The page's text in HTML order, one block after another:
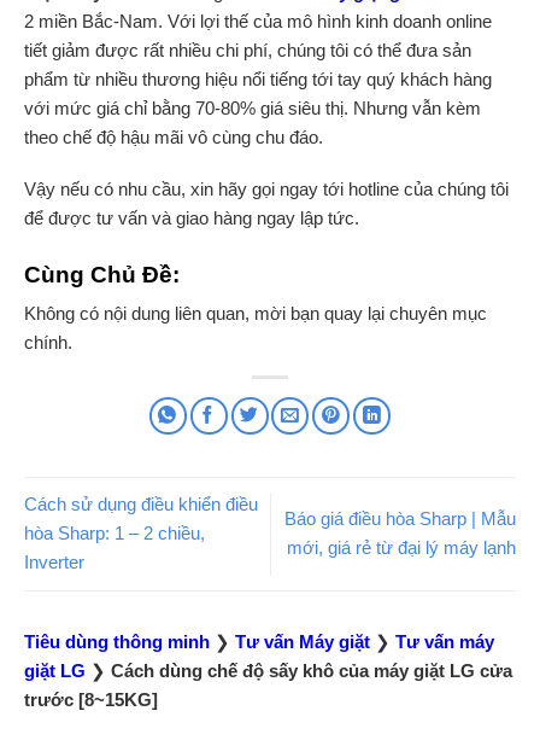
2 miền Bắc-Nam. Với lợi thế của mô hình kinh doanh online
tiết giảm được rất nhiều chi phí, chúng tôi có thể đưa sản
phẩm từ nhiều thương hiệu nổi tiếng tới tay quý khách hàng
với mức giá chỉ bằng 70-80% giá siêu thị. Nhưng vẫn kèm
theo chế độ hậu mãi vô cùng chu đáo.
Vậy nếu có nhu cầu, xin hãy gọi ngay tới hotline của chúng tôi
để được tư vấn và giao hàng ngay lập tức.
Cùng Chủ Đề:
Không có nội dung liên quan, mời bạn quay lại chuyên mục
chính.
Cách sử dụng điều khiển điều
hòa Sharp: 1 – 2 chiều,
Inverter
Báo giá điều hòa Sharp | Mẫu
mới, giá rẻ từ đại lý máy lạnh
Tiêu dùng thông minh ❯ Tư vấn Máy giặt ❯ Tư vấn máy
giặt LG ❯ Cách dùng chế độ sấy khô của máy giặt LG cửa
trước [8~15KG]